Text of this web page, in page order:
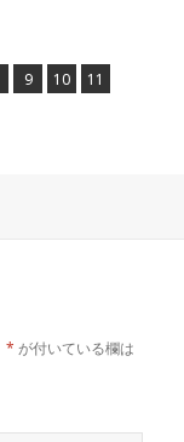
,
ペ
9 ,
ペ
10 ,
ペ
11
* が付いている欄は